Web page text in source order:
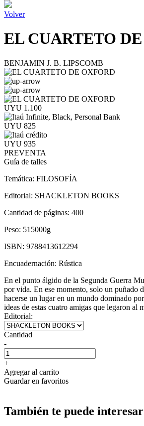
Volver
EL CUARTETO
BENJAMIN J. B. LIPSCOMB
UYU 1.100
UYU 825
UYU 935
PREVENTA
Guía de talles
Temática: FILOSOFÍA
Editorial: SHACKLETON BOOKS
Cantidad de páginas: 400
Peso: 515000g
ISBN: 9788413612294
Encuadernación: Rústica
En el punto álgido de la Segunda Guerra
por vida. En ese momento, solo un puñado
hacerse un lugar en un mundo dominado
ideas de estas cuatro amigas que legaron
Editorial:
Cantidad
-
+
Agregar al carrito
Guardar en favoritos
También te puede interesar